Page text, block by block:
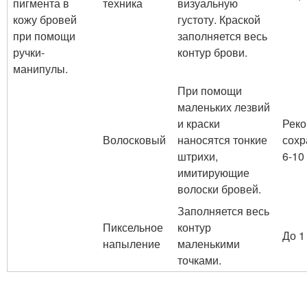
кожу бровей
при помощи
ручки-
манипулы.
густоту. Краской
заполняется весь
контур брови.
Волосковый
При помощи
маленьких лезвий
и краски
наносятся тонкие
штрихи,
имитирующие
волоски бровей.
6-
Пиксельное
напыление
Заполняется весь
контур
маленькими
точками.
До 1